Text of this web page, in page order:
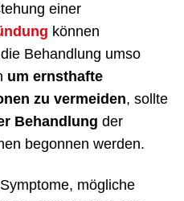
einer
können
die Behandlung umso
um ernsthafte
zu vermeiden, sollte
Behandlung der
begonnen werden.
mögliche